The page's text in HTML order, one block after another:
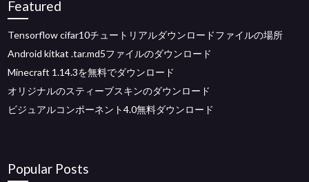
Featured
Tensorflow cifar10チュートリアルダウンロードファイルの場所
Android kitkat .tar.md5ファイルのダウンロード
Minecraft 1.14.3を無料でダウンロード
オリジナルのスティーブスキンのダウンロード
ビジュアルコンポーネント4.0無料ダウンロード
Popular Posts